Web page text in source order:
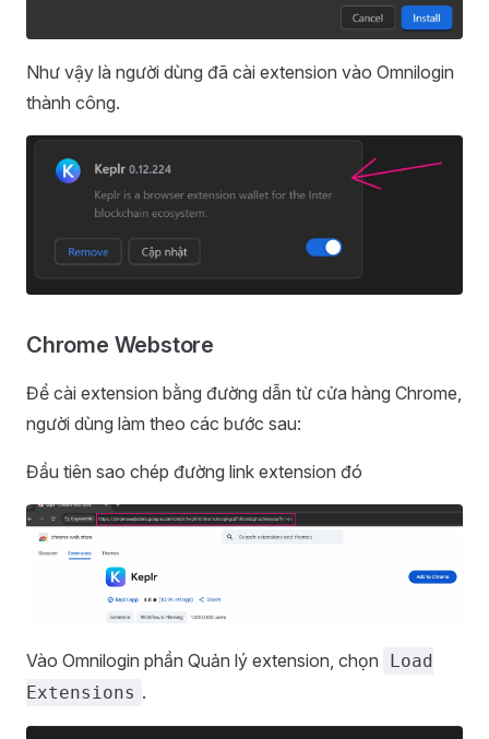
Như vậy là người dùng đã cài extension vào Omnilogin
thành công.
Chrome Webstore
Để cài extension bằng đường dẫn từ cửa hàng Chrome,
người dùng làm theo các bước sau:
Đầu tiên sao chép đường link extension đó
Vào Omnilogin phần Quản lý extension, chọn
Load
Extensions .